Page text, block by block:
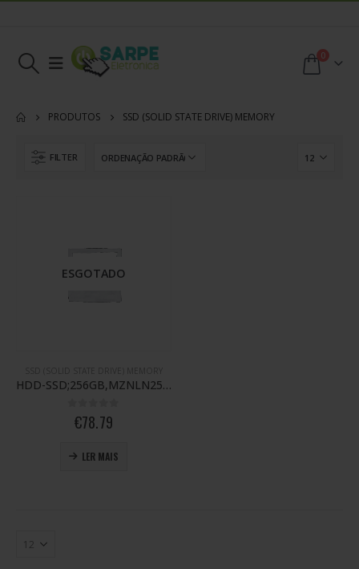
0
PRODUTOS SSD (SOLID STATE DRIVE) MEMORY
FILTER
ESGOTADO
HDD-SSD;256GB,MZNLN256HMHQ-000KN,~4MM,M.
out of 5
€78.79
LER MAIS